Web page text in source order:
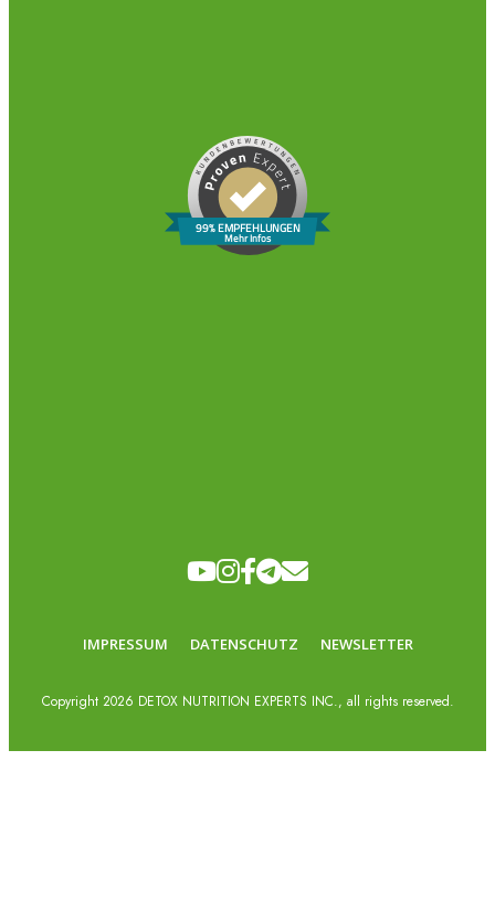
99% EMPFEHLUNGEN
Mehr Infos
IMPRESSUM DATENSCHUTZ NEWSLETTER
Copyright 2026 DETOX NUTRITION EXPERTS INC., all rights reserved.